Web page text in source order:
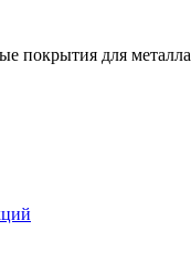
покрытия для металла